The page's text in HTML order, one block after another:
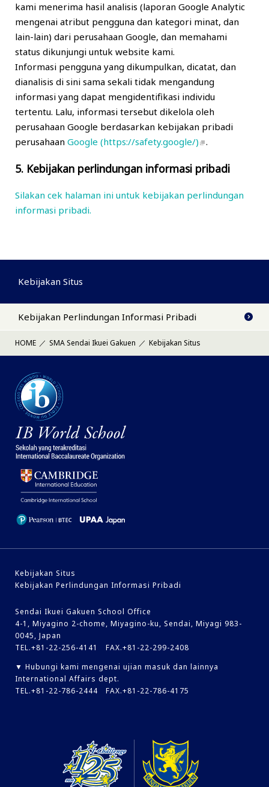
kami menerima hasil analisis (laporan Google Analytic
mengenai atribut pengguna dan kategori minat, dan
lain-lain) dari perusahaan Google, dan memahami
status dikunjungi untuk website kami.
Informasi pengguna yang dikumpulkan, dicatat, dan
dianalisis di sini sama sekali tidak mengandung
informasi yang dapat mengidentifikasi individu
tertentu. Lalu, informasi tersebut dikelola oleh
perusahaan Google berdasarkan kebijakan pribadi
perusahaanGoogle (https://safety.google/) .
5. Kebijakan perlindungan informasi pribadi
Silakan cek halaman ini untuk kebijakan perlindungan
informasi pribadi.
Kebijakan Situs
Kebijakan Perlindungan Informasi Pribadi
HOME SMA Sendai Ikuei Gakuen Kebijakan Situs
Kebijakan Situs
Kebijakan Perlindungan Informasi Pribadi
Sendai Ikuei Gakuen School Office
4-1, Miyagino 2-chome, Miyagino-ku, Sendai, Miyagi 983-
0045, Japan
TEL.+81-22-256-4141 FAX.+81-22-299-2408
▼ Hubungi kami mengenai ujian masuk dan lainnya
International Affairs dept.
TEL.+81-22-786-2444 FAX.+81-22-786-4175